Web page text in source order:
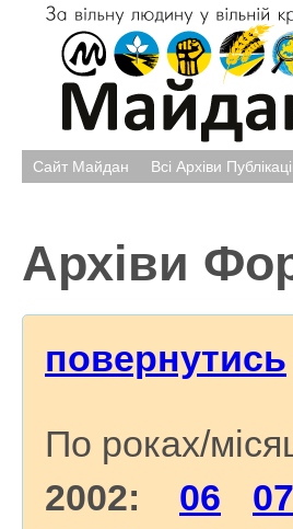
Сайт Майдан Всі Архіви
Архіви
повернутись
По роках/
2002: 06 07